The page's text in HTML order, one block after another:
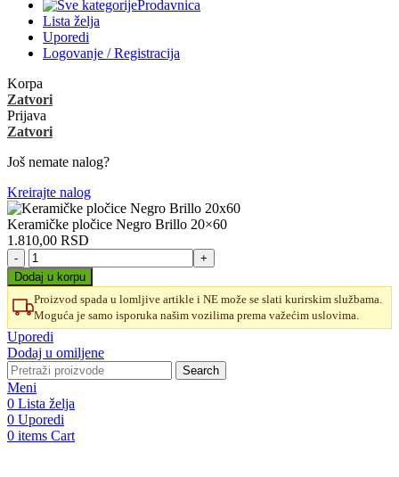
Prodavnica
Lista želja
Uporedi
Logovanje / Registracija
Korpa
Zatvori
Prijava
Zatvori
Još nemate nalog?
Kreirajte nalog
Keramičke pločice Negro Brillo 20×60
1.810,00 RSD
Keramičke
pločice
Negro
Brillo
20x60
količina
Dodaj u korpu
Proizvod spada u lomljive artikle i NE može se slati kurirskim službama.
Moguća je samo isporuka našim vozilima prema važećim uslovima.
Uporedi
Dodaj u omiljene
Search
Meni
0 Lista želja
0 Uporedi
0 items Cart